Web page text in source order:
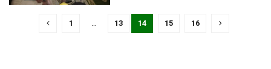
1 13 14 15 16